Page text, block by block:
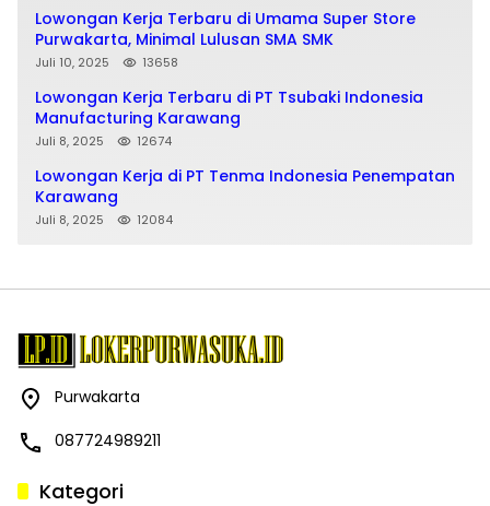
Lowongan Kerja Terbaru di Umama Super Store
Purwakarta, Minimal Lulusan SMA SMK
Juli 10, 2025 13658
Lowongan Kerja Terbaru di PT Tsubaki Indonesia
Manufacturing Karawang
Juli 8, 2025 12674
Lowongan Kerja di PT Tenma Indonesia Penempatan
Karawang
Juli 8, 2025 12084
Purwakarta
087724989211
Kategori